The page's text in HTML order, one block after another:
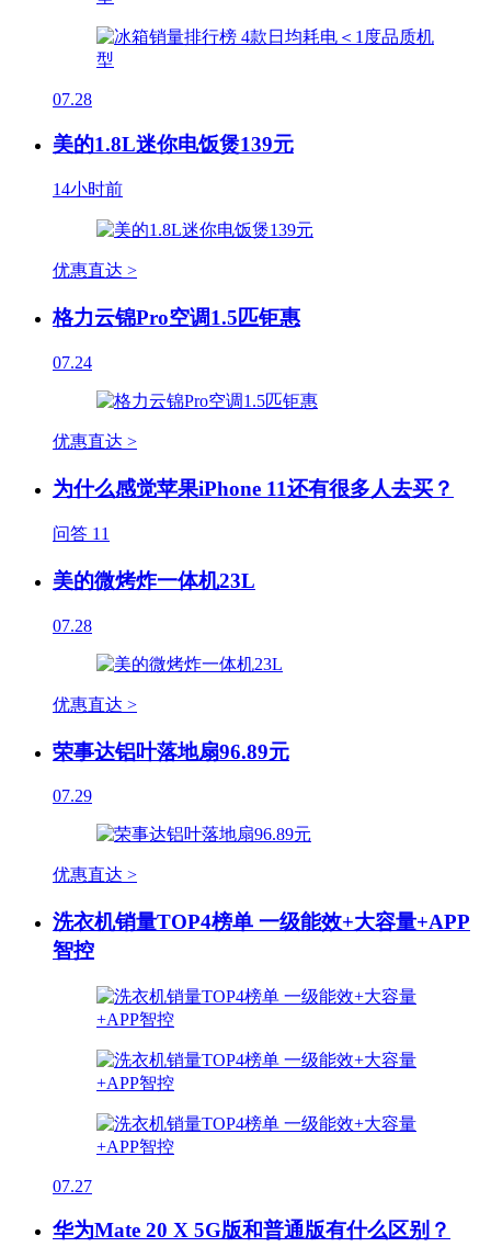
07.28
美的1.8L迷你电饭煲139元
14小时前
优惠直达 >
格力云锦Pro空调1.5匹钜惠
07.24
优惠直达 >
为什么感觉苹果iPhone 11还有很多人去买？
问答 11
美的微烤炸一体机23L
07.28
优惠直达 >
荣事达铝叶落地扇96.89元
07.29
优惠直达 >
洗衣机销量TOP4榜单 一级能效+大容量+APP
智控
07.27
华为Mate 20 X 5G版和普通版有什么区别？